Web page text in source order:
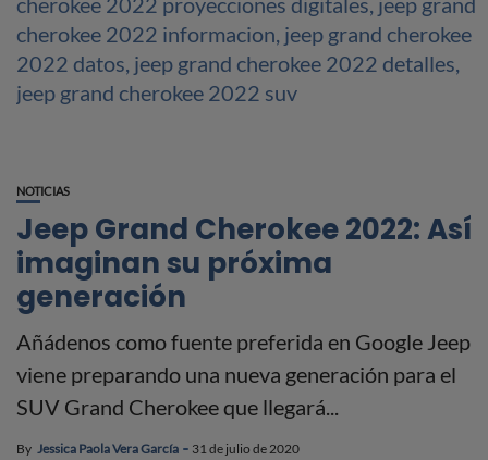
NOTICIAS
Jeep Grand Cherokee 2022: Así
imaginan su próxima
generación
Añádenos como fuente preferida en Google Jeep
viene preparando una nueva generación para el
SUV Grand Cherokee que llegará...
By Jessica Paola Vera García 31 de julio de 2020